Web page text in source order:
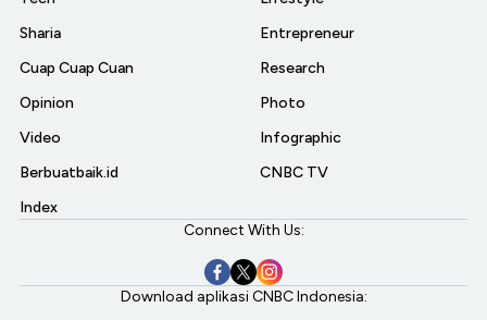
Sharia
Cuap Cuap Cuan
Opinion
Video
Berbuatbaik.id
Index
Entrepreneur
Research
Photo
Infographic
CNBC TV
Connect With Us:
Download aplikasi CNBC Indonesia: